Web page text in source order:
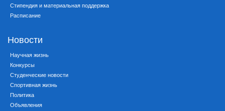
Стипендия и материальная поддержка
Расписание
Новости
Научная жизнь
Конкурсы
Студенческие новости
Спортивная жизнь
Политика
Объявления